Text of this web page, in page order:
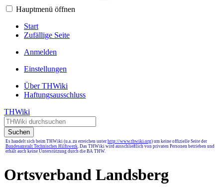
Hauptmenü öffnen
Start
Zufällige Seite
Anmelden
Einstellungen
Über THWiki
Haftungsausschluss
THWiki
Suchen
Es handelt sich beim THWiki (u.a. zu erreichen unter http://www.thwiki.org) um keine offizielle Seite der
Bundesanstalt Technisches Hilfswerk. Das THWiki wird ausschließlich von privaten Personen betrieben und
erhält auch keine Unterstützung durch die BA THW.
Ortsverband Landsberg